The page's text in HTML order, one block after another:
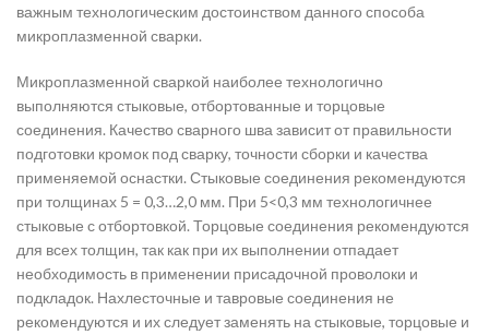
важным технологическим достоинством данного способа
микроплазменной сварки.
Микроплазменной сваркой наиболее технологично
выполняются стыковые, отбортованные и торцовые
соединения. Качество сварного шва зависит от правильности
подготовки кромок под сварку, точности сборки и качества
применяемой оснастки. Стыковые соединения рекомендуются
при толщинах 5 = 0,3…2,0 мм. При 5<0,3 мм технологичнее
стыковые с отбортовкой. Торцовые соединения рекомендуются
для всех толщин, так как при их выполнении отпадает
необходимость в применении присадочной проволоки и
подкладок. Нахлесточные и тавровые соединения не
рекомендуются и их следует заменять на стыковые, торцовые и